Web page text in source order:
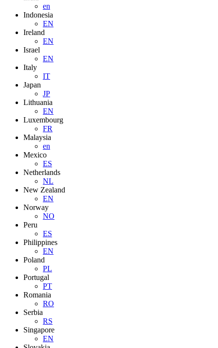
en
Indonesia
EN
Ireland
EN
Israel
EN
Italy
IT
Japan
JP
Lithuania
EN
Luxembourg
FR
Malaysia
en
Mexico
ES
Netherlands
NL
New Zealand
EN
Norway
NO
Peru
ES
Philippines
EN
Poland
PL
Portugal
PT
Romania
RO
Serbia
RS
Singapore
EN